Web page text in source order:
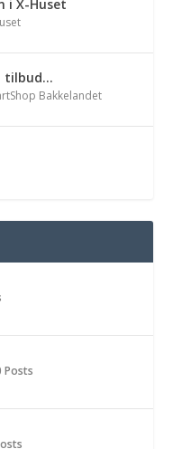
i X-Huset
tilbud…
Bakkelandet
Posts